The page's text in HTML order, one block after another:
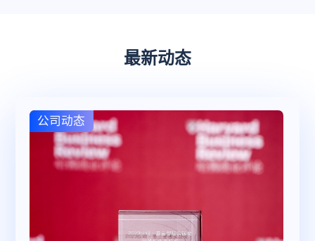
最新动态
公司动态